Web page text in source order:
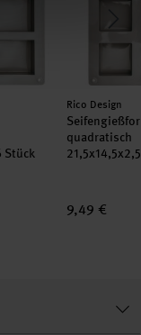
Stück
Hersteller:
Rico Design
quadratisch
9,49 €